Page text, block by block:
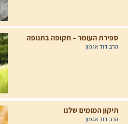
ספירת העומר – תקופה בתנופה
הרב דוד אגמון
תיקון המומים שלנו
הרב דוד אגמון